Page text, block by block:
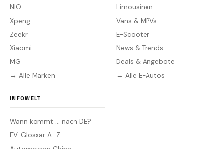
NIO
Xpeng
Zeekr
Xiaomi
MG
→ Alle Marken
Limousinen
Vans & MPVs
E-Scooter
News & Trends
Deals & Angebote
→ Alle E-Autos
INFOWELT
Wann kommt … nach DE?
EV-Glossar A–Z